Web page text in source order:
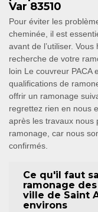
Var 83510
Pour éviter les
cheminée, il est
avant de l’utiliser.
recherche de votre
loin Le couvreur PACA
qualifications de
offrir un ramonage
regrettez rien en nous
après les travaux nous
ramonage, car nous
confirmés.
Ce qu'il faut
ramonage
ville de Saint
environs